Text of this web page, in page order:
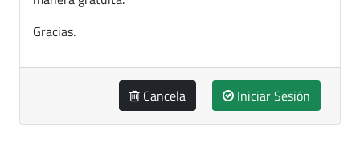
Gracias.
Cancela Iniciar Sesión